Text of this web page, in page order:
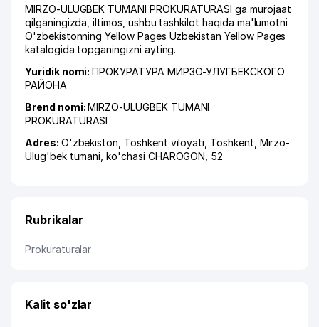
MIRZO-ULUGBEK TUMANI PROKURATURASI ga murojaat
qilganingizda, iltimos, ushbu tashkilot haqida ma'lumotni
O'zbekistonning Yellow Pages Uzbekistan Yellow Pages
katalogida topganingizni ayting.
Yuridik nomi:ПРОКУРАТУРА МИРЗО-УЛУГБЕКСКОГО
РАЙОНА
Brend nomi:MIRZO-ULUGBEK TUMANI
PROKURATURASI
Adres: O'zbekiston, Toshkent viloyati Toshkent Mirzo-
Ulug'bek tumani ,ko'chasi CHAROGON , 52
Rubrikalar
Prokuraturalar
Kalit so'zlar